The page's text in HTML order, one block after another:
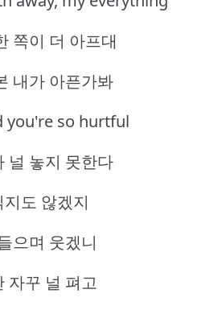
쪽이 더 아프대
내가 아픈가봐
you're so hurtful
널 놓지 못한다
도 않겠지
으며 웃겠니
자꾸 널 펴고